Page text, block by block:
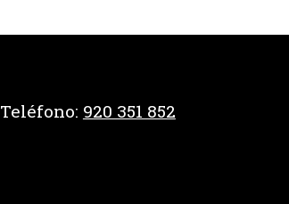
Teléfono: 920 351 852